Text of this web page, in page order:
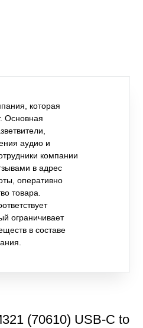
которая
Основная
аудио и
компании
в адрес
оперативно
товара.
ограничивает
в составе
(70610) USB-C to